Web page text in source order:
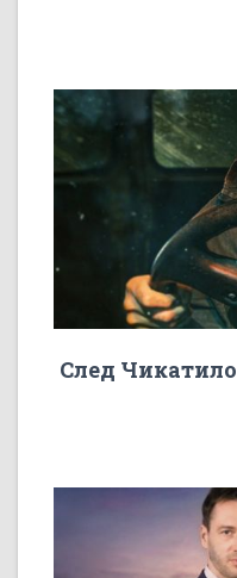
След Чикатило